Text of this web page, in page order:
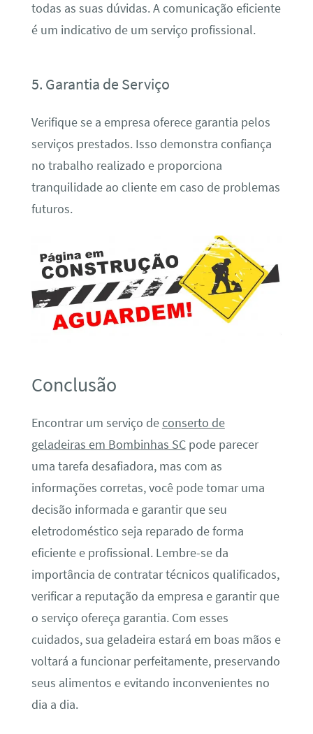
todas as suas dúvidas. A comunicação eficiente
é um indicativo de um serviço profissional.
5. Garantia de Serviço
Verifique se a empresa oferece garantia pelos
serviços prestados. Isso demonstra confiança
no trabalho realizado e proporciona
tranquilidade ao cliente em caso de problemas
futuros.
Conclusão
Encontrar um serviço deconserto de
geladeiras em Bombinhas SCpode parecer
uma tarefa desafiadora, mas com as
informações corretas, você pode tomar uma
decisão informada e garantir que seu
eletrodoméstico seja reparado de forma
eficiente e profissional. Lembre-se da
importância de contratar técnicos qualificados,
verificar a reputação da empresa e garantir que
o serviço ofereça garantia. Com esses
cuidados, sua geladeira estará em boas mãos e
voltará a funcionar perfeitamente, preservando
seus alimentos e evitando inconvenientes no
dia a dia.